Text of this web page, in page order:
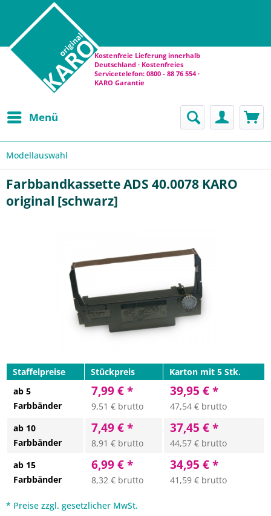
Kostenfreie Lieferung innerhalb
Deutschland · Kostenfreies
Servicetelefon: 0800 - 88 76 554 ·
KARO Garantie
Menü
Modellauswahl
Farbbandkassette ADS 40.0078 KARO
original [schwarz]
Staffelpreise Stückpreis
Karton mit 5 Stk.
ab 5
Farbbänder
7,99 € *
9,51 € brutto
39,95 € *
47,54 € brutto
ab 10
Farbbänder
7,49 € *
8,91 € brutto
37,45 € *
44,57 € brutto
ab 15
Farbbänder
6,99 € *
8,32 € brutto
34,95 € *
41,59 € brutto
* Preise zzgl. gesetzlicher MwSt.